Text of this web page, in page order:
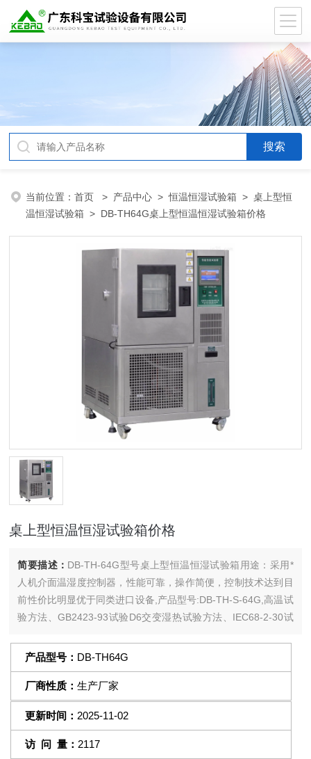
当前位置：首页 > 产品中心 >恒温恒湿试验箱 >桌上型恒
温恒湿试验箱 > DB-TH64G桌上型恒温恒湿试验箱价格
桌上型恒温恒湿试验箱价格
简要描述： DB-TH-64G型号桌上型恒温恒湿试验箱用途：采用*
人机介面温湿度控制器，性能可靠，操作简便，控制技术达到目
前性价比明显优于同类进口设备,产品型号:DB-TH-S-64G,高温试
验方法、GB2423-93试验D6交变湿热试验方法、IEC68-2-30试
产品型号： DB-TH64G
厂商性质：生产厂家
更新时间： 2025-11-02
访 问 量： 2117